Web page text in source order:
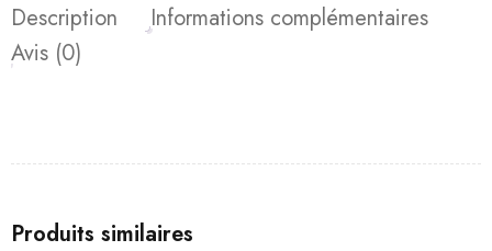
Description
Informations complémentaires
Avis (0)
Produits similaires